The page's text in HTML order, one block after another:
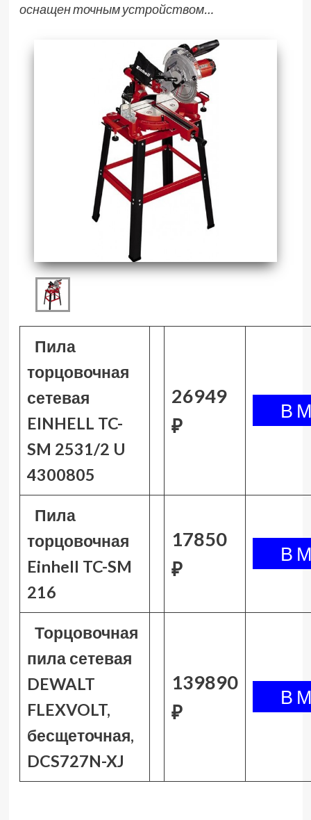
оснащен точным устройством…
Пила
торцовочная
сетевая
EINHELL TC-
SM 2531/2 U
4300805
26949
₽
Пила
торцовочная
Einhell TC-SM
216
17850
₽
Торцовочная
пила сетевая
DEWALT
FLEXVOLT,
бесщеточная,
DCS727N-XJ
139890
₽